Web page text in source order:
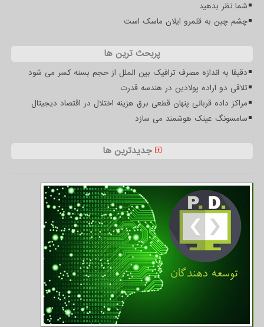
شما نظر بدهید
چشم چین به قلمرو ایلان ماسک است
پربحث ترین ها
دقیقا به اندازه مصرف ترافیک بین الملل از حجم بسته کسر می شود
تلاقی دو اراده پولادین در هندسه قدرت
مراکز داده قربانی پنهان قطعی برق هزینه اختلال در اقتصاد دیجیتال
سامسونگ عینک هوشمند می سازد
جدیدترین ها